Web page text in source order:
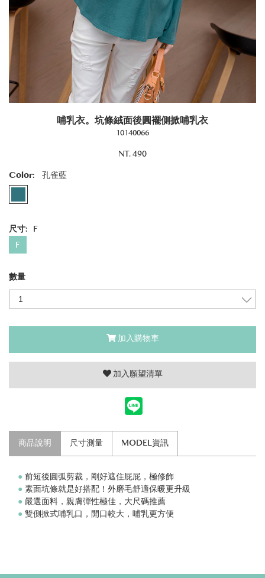
哺乳衣。坑條絨面後圓襬側掀哺乳衣
10140066
NT. 490
Color:
孔雀藍
尺寸: F
F
數量
加入購物車
加入願望清單
商品說明 尺寸測量 MODEL資訊
● 前短後圓弧剪裁，剛好遮住屁屁，極修飾
● 素面坑條就是好搭配！外磨毛舒適保暖更升級
● 嚴選面料，親膚彈性極佳，大尺碼推薦
● 雙側掀式哺乳口，開口較大，哺乳更方便